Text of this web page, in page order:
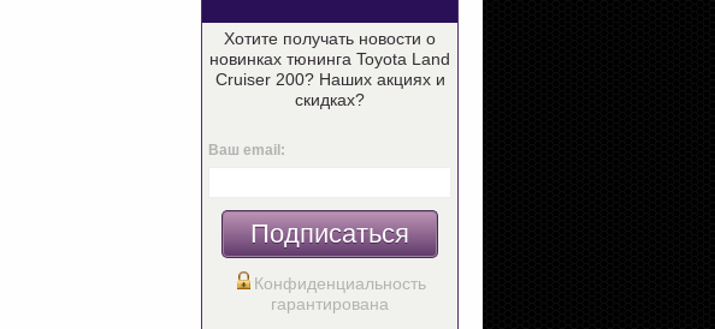
Хотите получать новости о
новинках тюнинга Toyota Land
Cruiser 200? Наших акциях и
скидках?
Ваш email:
Подписаться
Конфиденциальность
гарантирована